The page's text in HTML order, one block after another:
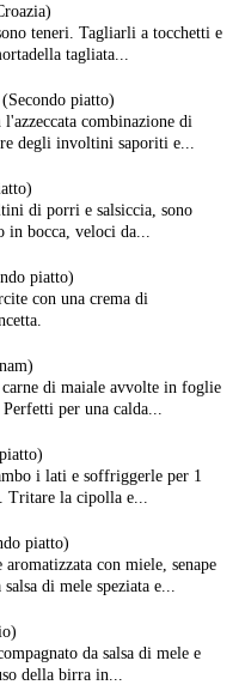
teneri. Tagliarli a tocchetti e
tagliata...
(Secondo piatto)
combinazione di
degli involtini saporiti e...
di porri e salsiccia, sono
bocca, veloci da...
piatto)
con una crema di
di maiale avvolte in foglie
per una calda...
i lati e soffriggerle per 1
la cipolla e...
piatto)
con miele, senape
di mele speziata e...
da salsa di mele e
della birra in...